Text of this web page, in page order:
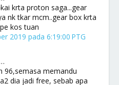
krta proton saga...gear
nk tkar mcm..gear box krta
kos tuan
2019 pada 6:19:00 PTG
96,semasa memandu
dia jadi free, sebab apa